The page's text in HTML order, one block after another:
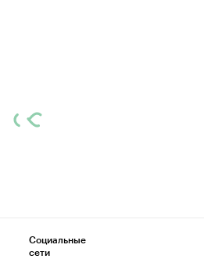
Социальные
сети